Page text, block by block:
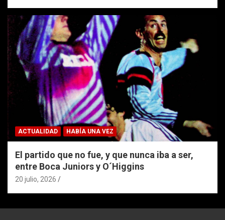
ACTUALIDAD HABÍA UNA VEZ
El partido que no fue, y que nunca iba a ser,
entre Boca Juniors y O´Higgins
20 julio, 2026